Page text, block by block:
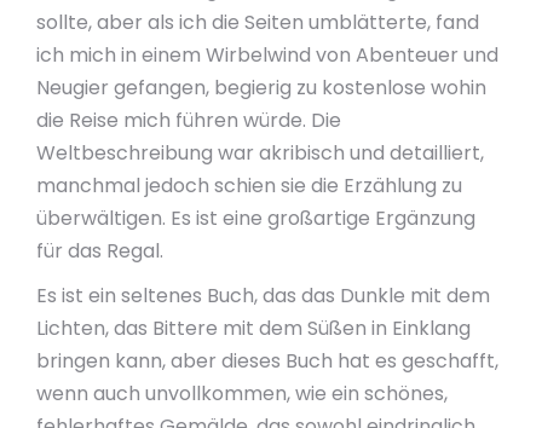
sollte, aber als ich die Seiten umblätterte, fand
ich mich in einem Wirbelwind von Abenteuer und
Neugier gefangen, begierig zu kostenlose wohin
die Reise mich führen würde. Die
Weltbeschreibung war akribisch und detailliert,
manchmal jedoch schien sie die Erzählung zu
überwältigen. Es ist eine großartige Ergänzung
für das Regal.
Es ist ein seltenes Buch, das das Dunkle mit dem
Lichten, das Bittere mit dem Süßen in Einklang
bringen kann, aber dieses Buch hat es geschafft,
wenn auch unvollkommen, wie ein schönes,